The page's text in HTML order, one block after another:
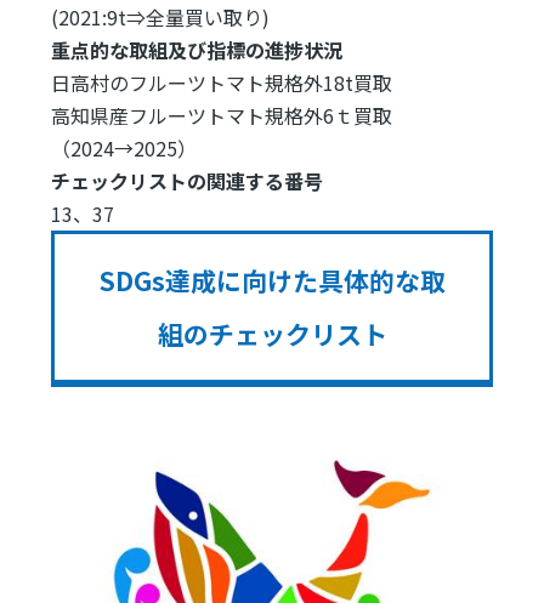
(2021:9t⇒全量買い取り)
重点的な取組及び指標の進捗状況
日高村のフルーツトマト規格外18t買取
高知県産フルーツトマト規格外6ｔ買取
（2024→2025）
チェックリストの関連する番号
13、37
SDGs達成に向けた具体的な取
組のチェックリスト